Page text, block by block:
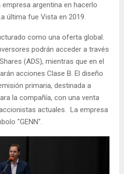
argentina en hacerlo
última fue Vista en 2019.
como una oferta global.
podrán acceder a través
(ADS), mientras que en el
acciones Clase B. El diseño
primaria, destinada a
la compañía, con una venta
actuales. La empresa
"GENN".